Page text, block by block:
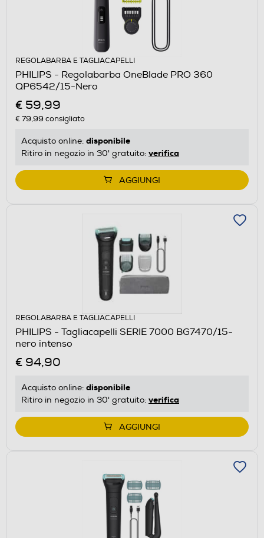
REGOLABARBA E TAGLIACAPELLI
PHILIPS - Regolabarba OneBlade PRO 360
QP6542/15-Nero
€ 59,99
€ 79,99 consigliato
Acquisto online: disponibile
Ritiro in negozio in 30' gratuito: verifica
AGGIUNGI
REGOLABARBA E TAGLIACAPELLI
PHILIPS - Tagliacapelli SERIE 7000 BG7470/15-
nero intenso
€ 94,90
Acquisto online: disponibile
Ritiro in negozio in 30' gratuito: verifica
AGGIUNGI